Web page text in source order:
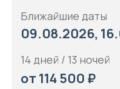
Ближайшие даты
09.08.2026,
14 дней / 13 ночей
от 114 500 ₽